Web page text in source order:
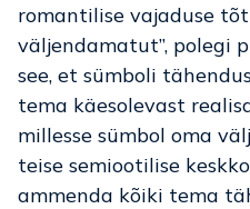
romantilise vajaduse
väljendamatut”, polegi
see, et sümboli
tema käesolevast
millesse sümbol oma
teise semiootilise
ammenda kõiki tema